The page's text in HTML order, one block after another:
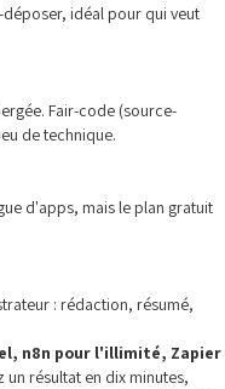
déposer, idéal pour qui veut
Fair-code (source-
de technique.
d'apps, mais le plan gratuit
: rédaction, résumé,
n8n pour l'illimité, Zapier
un résultat en dix minutes,